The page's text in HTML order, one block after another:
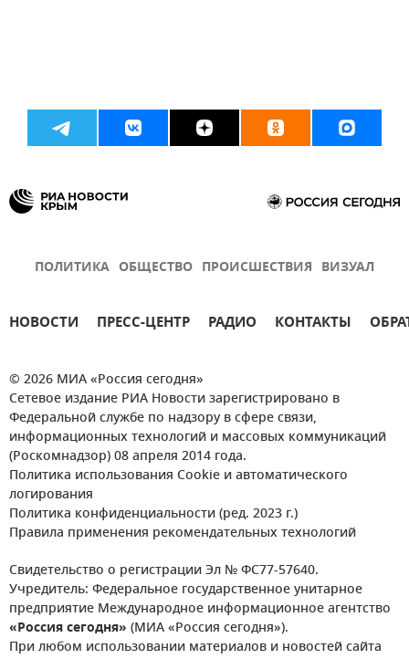
ПОЛИТИКА ОБЩЕСТВО ПРОИСШЕСТВИЯ ВИЗУАЛ
НОВОСТИ ПРЕСС-ЦЕНТР РАДИО КОНТАКТЫ
© 2026 МИА «Россия сегодня»
Сетевое издание РИА Новости зарегистрировано в
Федеральной службе по надзору в сфере связи,
информационных технологий и массовых коммуникаций
(Роскомнадзор) 08 апреля 2014 года.
Политика использования Cookie и автоматического
логирования
Политика конфиденциальности (ред. 2023 г.)
Правила применения рекомендательных технологий
Свидетельство о регистрации Эл № ФС77-57640.
Учредитель: Федеральное государственное унитарное
предприятие Международное информационное агентство
«Россия сегодня» (МИА «Россия сегодня»).
При любом использовании материалов и новостей сайта